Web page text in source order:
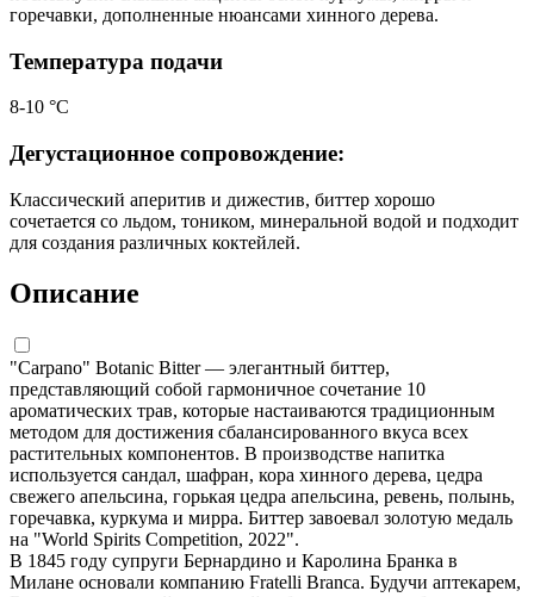
горечавки, дополненные нюансами хинного дерева.
Температура подачи
8-10 °С
Дегустационное сопровождение:
Классический аперитив и дижестив, биттер хорошо
сочетается со льдом, тоником, минеральной водой и подходит
для создания различных коктейлей.
Описание
"Carpano" Botanic Bitter — элегантный биттер,
представляющий собой гармоничное сочетание 10
ароматических трав, которые настаиваются традиционным
методом для достижения сбалансированного вкуса всех
растительных компонентов. В производстве напитка
используется сандал, шафран, кора хинного дерева, цедра
свежего апельсина, горькая цедра апельсина, ревень, полынь,
горечавка, куркума и мирра. Биттер завоевал золотую медаль
на "World Spirits Competition, 2022".
В 1845 году супруги Бернардино и Каролина Бранка в
Милане основали компанию Fratelli Branca. Будучи аптекарем,